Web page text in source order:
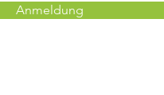
Anmeldung